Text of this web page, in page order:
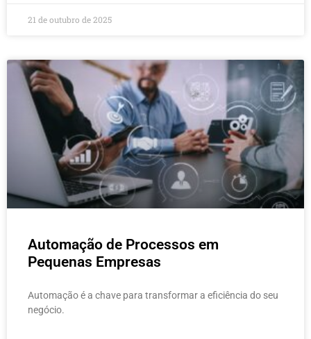
21 de outubro de 2025
Automação de Processos em
Pequenas Empresas
Automação é a chave para transformar a eficiência do seu
negócio.